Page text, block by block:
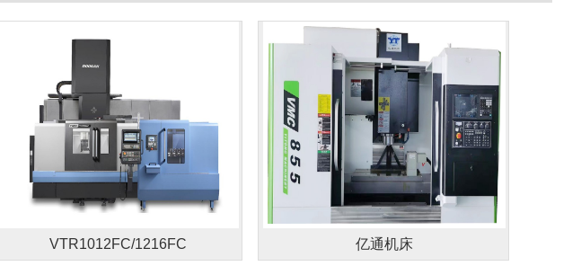
VTR1012FC/1216FC 亿通机床